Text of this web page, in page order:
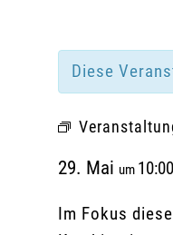
Diese
29. Mai um 10:00
Im Fokus